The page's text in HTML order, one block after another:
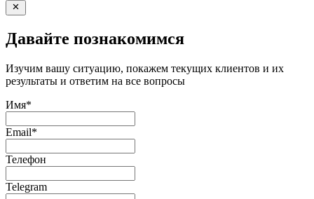
Давайте познакомимся
Изучим вашу ситуацию, покажем текущих клиентов и их
результаты и ответим на все вопросы
Имя*
Email*
Телефон
Telegram